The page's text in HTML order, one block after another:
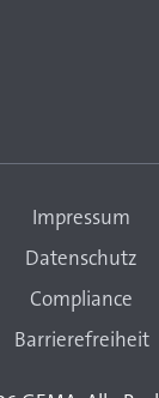
Impressum
Datenschutz
Compliance
Barrierefreiheit